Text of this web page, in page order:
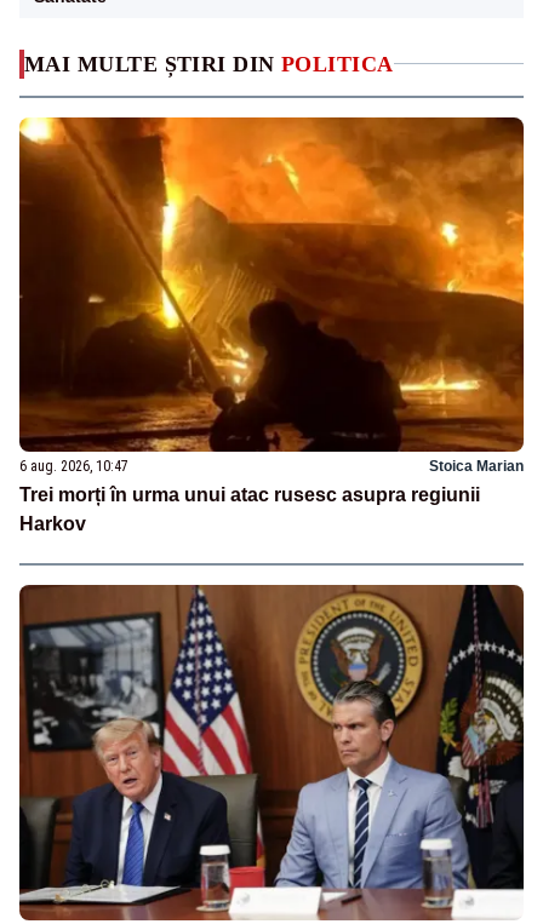
MAI MULTE ȘTIRI DIN POLITICA
6 aug. 2026, 10:47 Stoica Marian
Trei morți în urma unui atac rusesc asupra regiunii
Harkov